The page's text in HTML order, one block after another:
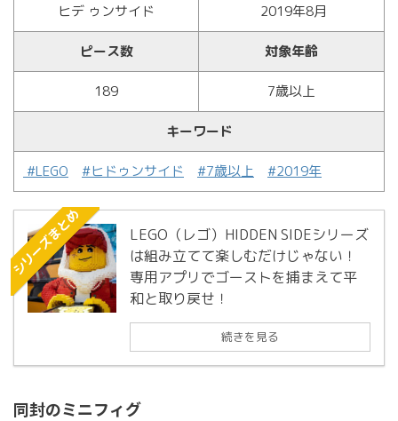
ヒデ ゥンサイド 2019年8月
ピース数 対象年齢
189 7歳以上
キーワード
#LEGO #ヒドゥンサイド #7歳以上 #2019年
シリーズまとめ
LEGO（レゴ）HIDDEN SIDEシリーズ
は組み立てて楽しむだけじゃない！
専用アプリでゴーストを捕まえて平
和と取り戻せ！
続きを見る
同封のミニフィグ